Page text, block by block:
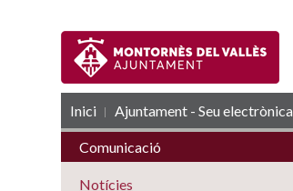
Inici Ajuntament - Seu electrònica
RSS
Comunicació
Notícies